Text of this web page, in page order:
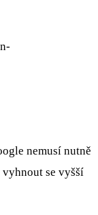
nemusí nutně
se vyšší